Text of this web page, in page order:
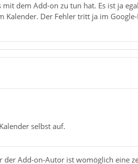
mit dem Add-on zu tun hat. Es ist ja
Der Fehler tritt ja im
selbst auf.
der Add-on-Autor ist womöglich eine